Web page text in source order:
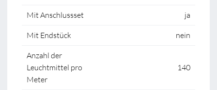
Mit Anschlussset ja
Mit Endstück nein
Anzahl der
Leuchtmittel pro
Meter
140